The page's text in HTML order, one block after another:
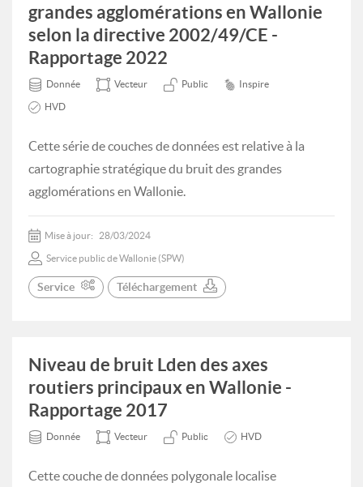
grandes agglomérations en Wallonie
selon la directive 2002/49/CE -
Rapportage 2022
Donnée Vecteur Public Inspire
HVD
Cette série de couches de données est relative à la
cartographie stratégique du bruit des grandes
agglomérations en Wallonie.
Mise à jour: 28/03/2024
Service public de Wallonie (SPW)
Service Téléchargement
Niveau de bruit Lden des axes
routiers principaux en Wallonie -
Rapportage 2017
Donnée Vecteur Public HVD
Cette couche de données polygonale localise